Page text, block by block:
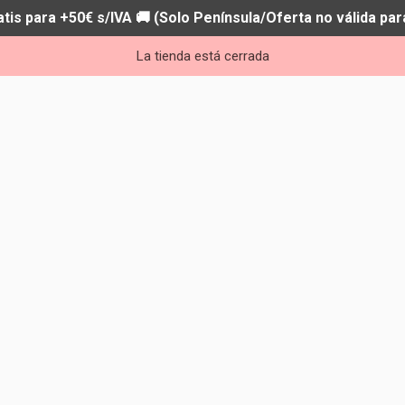
para +50€ s/IVA 🚚 (Solo Península/Oferta no válida
La tienda está cerrada